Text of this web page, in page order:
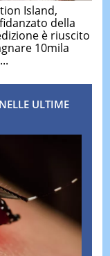
Island,
della
è riuscito
10mila
ULTIME